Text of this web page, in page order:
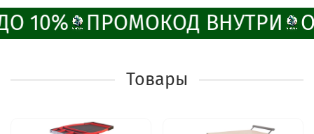
10% ПРОМОКОД ВНУТРИ
Товары